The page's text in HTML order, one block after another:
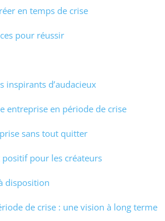
en temps de crise
pour réussir
inspirants d’audacieux
entreprise en période de crise
sans tout quitter
pour les créateurs
disposition
de crise : une vision à long terme